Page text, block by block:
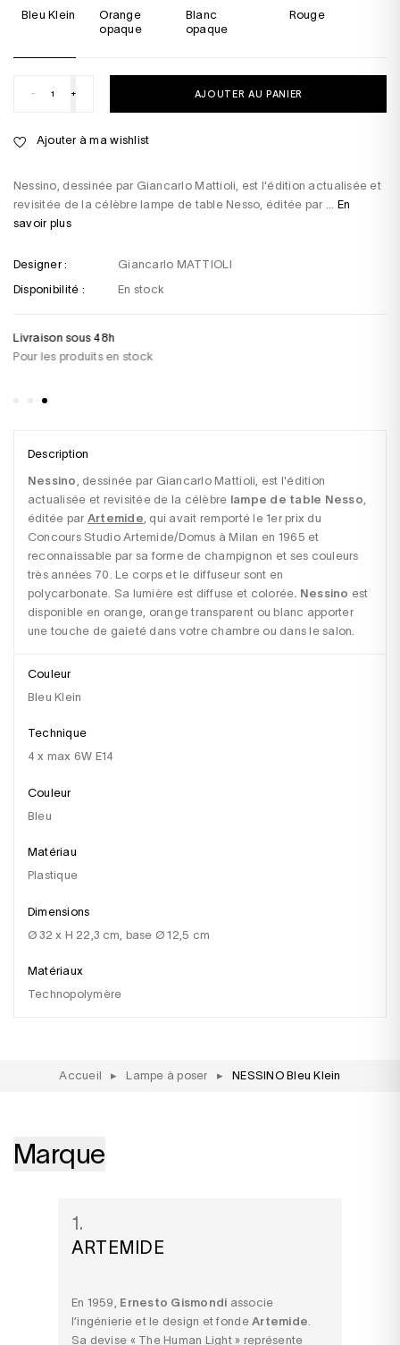
Nessino, dessinée par Giancarlo Mattioli, est l'édition actualisée et
revisitée de la célèbre lampe de table Nesso, éditée par ... En
savoir plus
Bleu Klein
Orange
opaque
Blanc
opaque
Rouge
Designer :
Giancarlo MATTIOLI
Disponibilité :
En stock
- + AJOUTER AU PANIER
Livraison sous 48h
Pour les produits en stock
Ajouter à ma wishlist
Description
Nessino , dessinée par Giancarlo Mattioli, est l'édition
actualisée et revisitée de la célèbre lampe de table Nesso
éditée par Artemide , qui avait remporté le 1er prix du
Concours Studio Artemide/Domus à Milan en 1965 et
reconnaissable par sa forme de champignon et ses couleurs
très années 70. Le corps et le diffuseur sont en
polycarbonate. Sa lumière est diffuse et colorée. Nessino est
disponible en orange, orange transparent ou blanc apporter
une touche de gaieté dans votre chambre ou dans le salon.
Couleur
Bleu Klein
Technique
4 x max 6W E14
Couleur
bleu
Matériau
plastique
Dimensions
Ø 32 x H 22,3 cm, base Ø 12,5 cm
Matériaux
Technopolymère
Accueil ▸ Lampe à poser ▸ NESSINO Bleu Klein
Marque
1.
ARTEMIDE
En 1959, Ernesto Gismondi associe
l’ingénierie et le design et fondeArtemide
Sa devise « The Human Light » représente